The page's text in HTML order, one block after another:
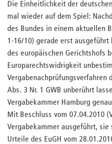
Die Einheitlichkeit der
mal wieder auf dem Spiel:
des Bundes in einem aktuellen
1-16/10) gerade erst ausgeführt
des europäischen Gerichtshofs
Europarechtswidrigkeit
Vergabenachprüfungsverfahren
Abs. 3 Nr. 1 GWB unberührt
Vergabekammer Hamburg
Mit Beschluss vom 07.04.2010
Vergabekammer ausgeführt,
Urteile des EuGH vom